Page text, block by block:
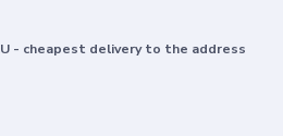
- cheapest delivery to the address